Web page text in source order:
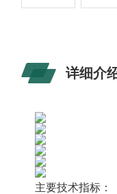
详细介
主要技术指标：